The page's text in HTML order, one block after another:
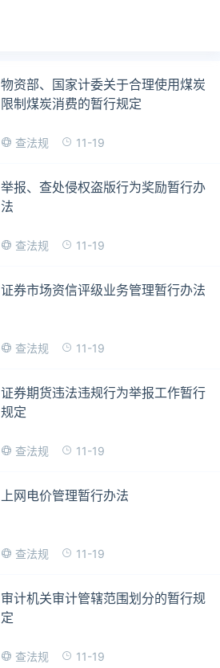
物资部、国家计委关于合理使用煤炭
限制煤炭消费的暂行规定
查法规 11-19
举报、查处侵权盗版行为奖励暂行办
法
查法规 11-19
证券市场资信评级业务管理暂行办法
查法规 11-19
证券期货违法违规行为举报工作暂行
规定
查法规 11-19
上网电价管理暂行办法
查法规 11-19
审计机关审计管辖范围划分的暂行规
定
查法规 11-19